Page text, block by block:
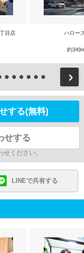
目店 ハロー
約
する(無料)
せする
ください。
LINEで共有する